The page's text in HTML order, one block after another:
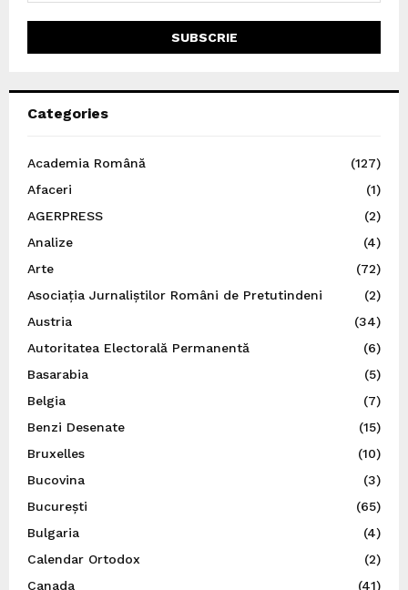
Categories
Academia Română
(127)
Afaceri
(1)
AGERPRESS
(2)
Analize
(4)
Arte
(72)
Asociația Jurnaliștilor Români de Pretutindeni
(2)
Austria
(34)
Autoritatea Electorală Permanentă
(6)
Basarabia
(5)
Belgia
(7)
Benzi Desenate
(15)
Bruxelles
(10)
Bucovina
(3)
București
(65)
Bulgaria
(4)
Calendar Ortodox
(2)
Canada
(41)